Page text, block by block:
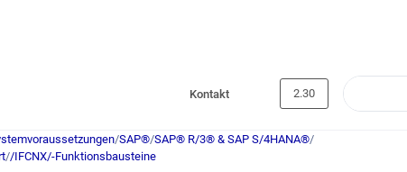
Kontakt 2.30
/SAP®/SAP® R/3® & SAP S/4HANA®/
//IFCNX/-Funktionsbausteine